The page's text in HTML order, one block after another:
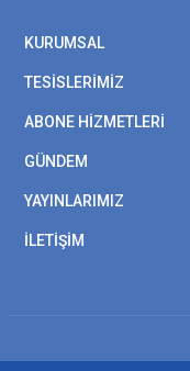
KURUMSAL
TESİSLERİMİZ
ABONE HİZMETLERİ
GÜNDEM
YAYINLARIMIZ
İLETİŞİM